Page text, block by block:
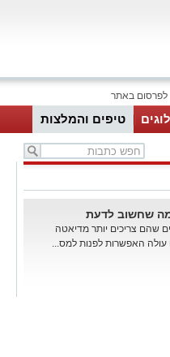
לפרסום באתר
טיפים והמלצות
שחשוב לדעת
שהם צריכים יותר מדיאטה
עולה האפשרות לפנות למס...